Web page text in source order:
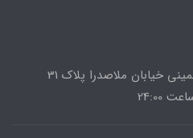
خیابان ملاصدرا پلاک 31